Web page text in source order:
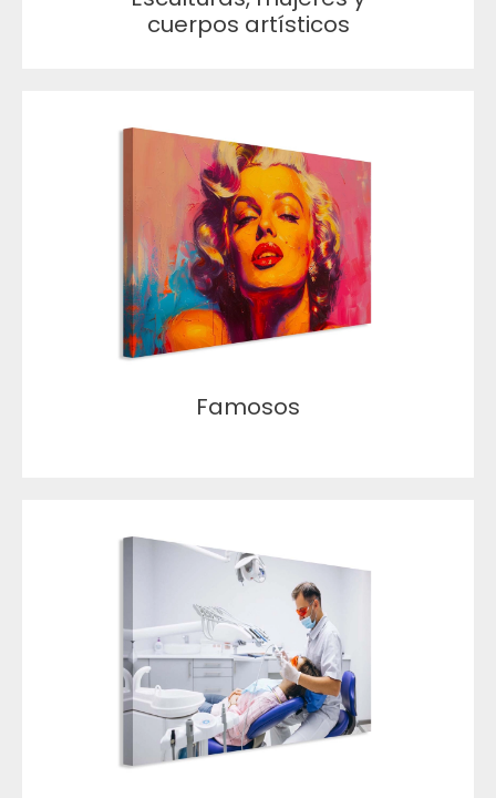
cuerpos artísticos
Famosos